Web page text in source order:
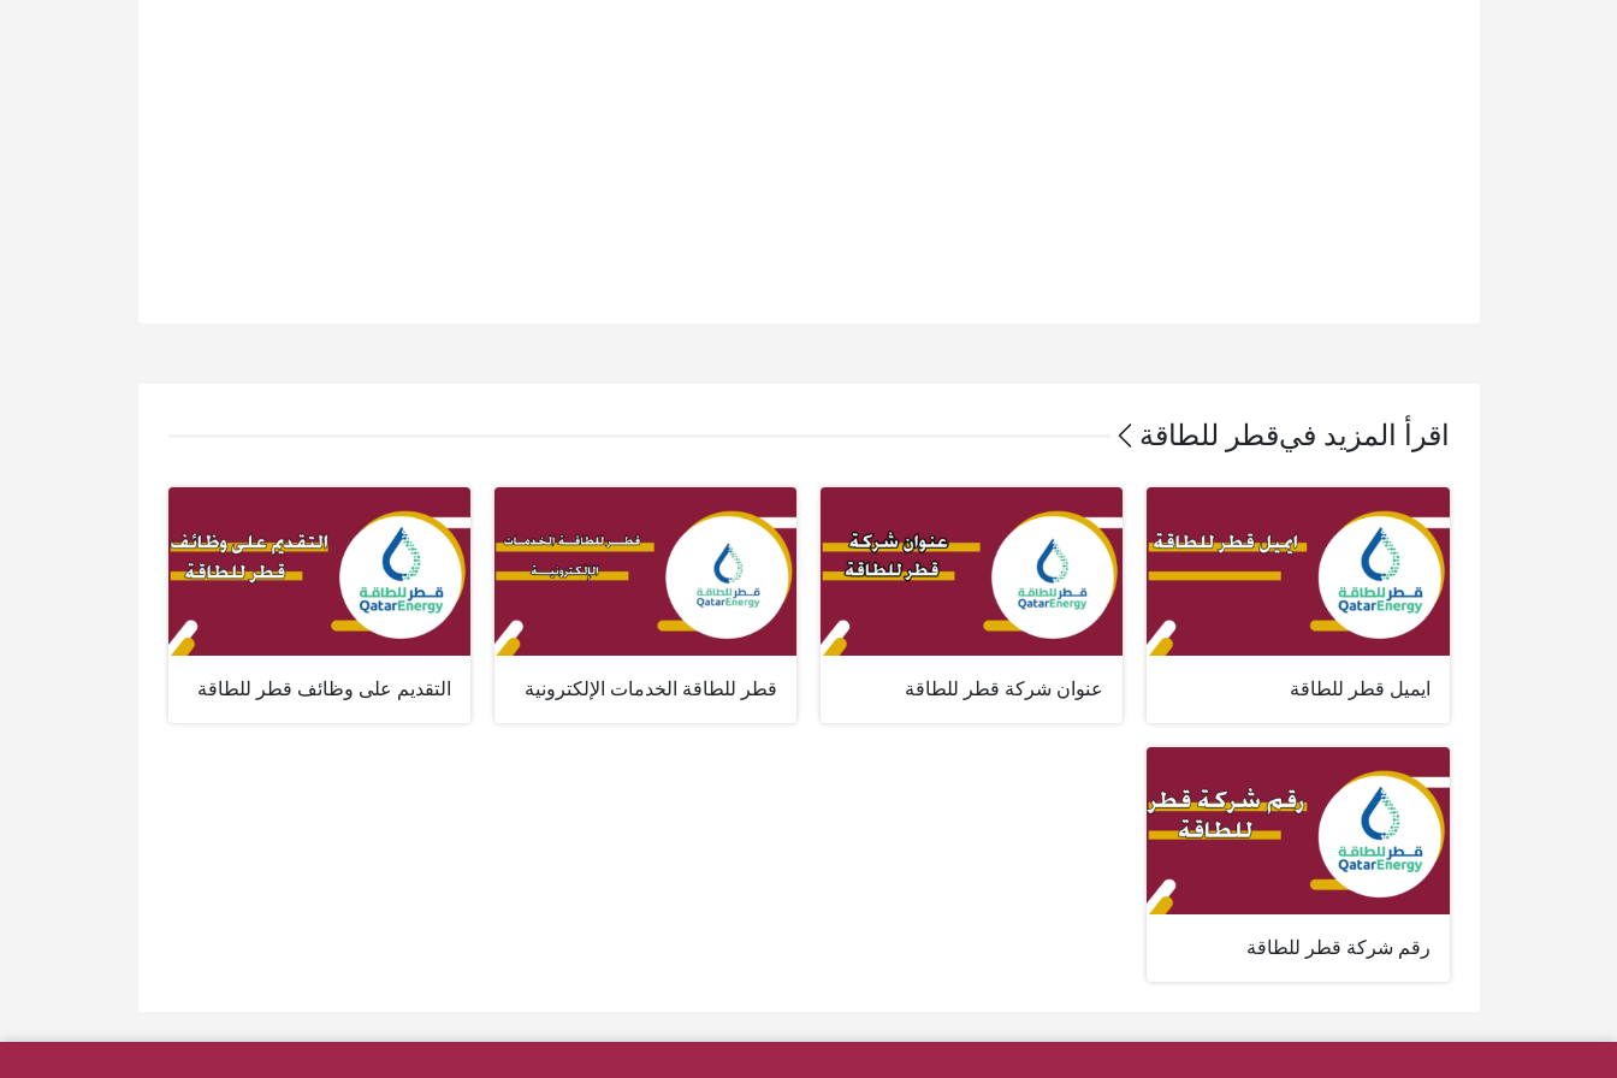
اقرأ المزيد فيقطر للطاقة
ايميل قطر للطاقة عنوان شركة قطر للطاقة قطر للطاقة الخدمات الإلكترونية التقديم على وظائف قطر للطاقة
رقم شركة قطر للطاقة